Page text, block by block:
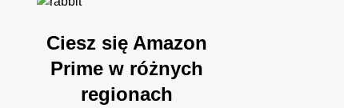
Ciesz się Amazon
Prime w różnych
regionach